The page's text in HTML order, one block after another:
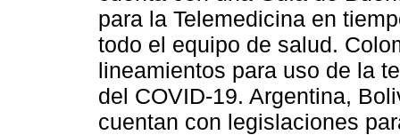
para la Telemedicina en
todo el equipo de salud.
lineamientos para uso de la
del COVID-19. Argentina,
cuentan con legislaciones